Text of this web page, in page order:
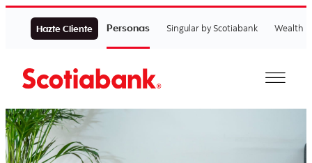
Hazte Cliente Personas Singular by Scotiabank Wealth